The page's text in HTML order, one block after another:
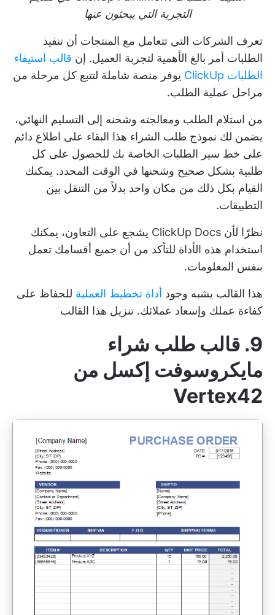
التجربة التي يبحثون عنها
تعرف الشركات التي تتعامل مع المنتجات أن تنفيذ
الطلبات أمر بالغ الأهمية لتجربة العميل. إن قالب استيفاء
الطلبات ClickUp
يوفر منصة شاملة لتتبع كل مرحلة من
مراحل عملية الطلب.
من استلام الطلب ومعالجته وشحنه إلى التسليم النهائي،
يضمن لك نموذج طلب الشراء هذا البقاء على اطلاع دائم
على خط سير الطلبات الخاصة بك للحصول على كل
طلبية بشكل صحيح وشحنها في الوقت المحدد. يمكنك
القيام بكل ذلك من مكان واحد بدلاً من التنقل بين
التطبيقات.
نظرًا لأن ClickUp Docs يشجع على التعاون، يمكنك
استخدام هذه الأداة للتأكد من أن جميع أقسامك تعمل
بنفس المعلومات.
هذا القالب يشبه وجود أداة تخطيط العملية للحفاظ على
كفاءة عملك وإسعاد عملائك. تنزيل هذا القالب
9. قالب طلب شراء
مايكروسوفت إكسل من
Vertex42